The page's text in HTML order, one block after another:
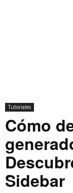
Tutoriales
Cómo
Sidebar